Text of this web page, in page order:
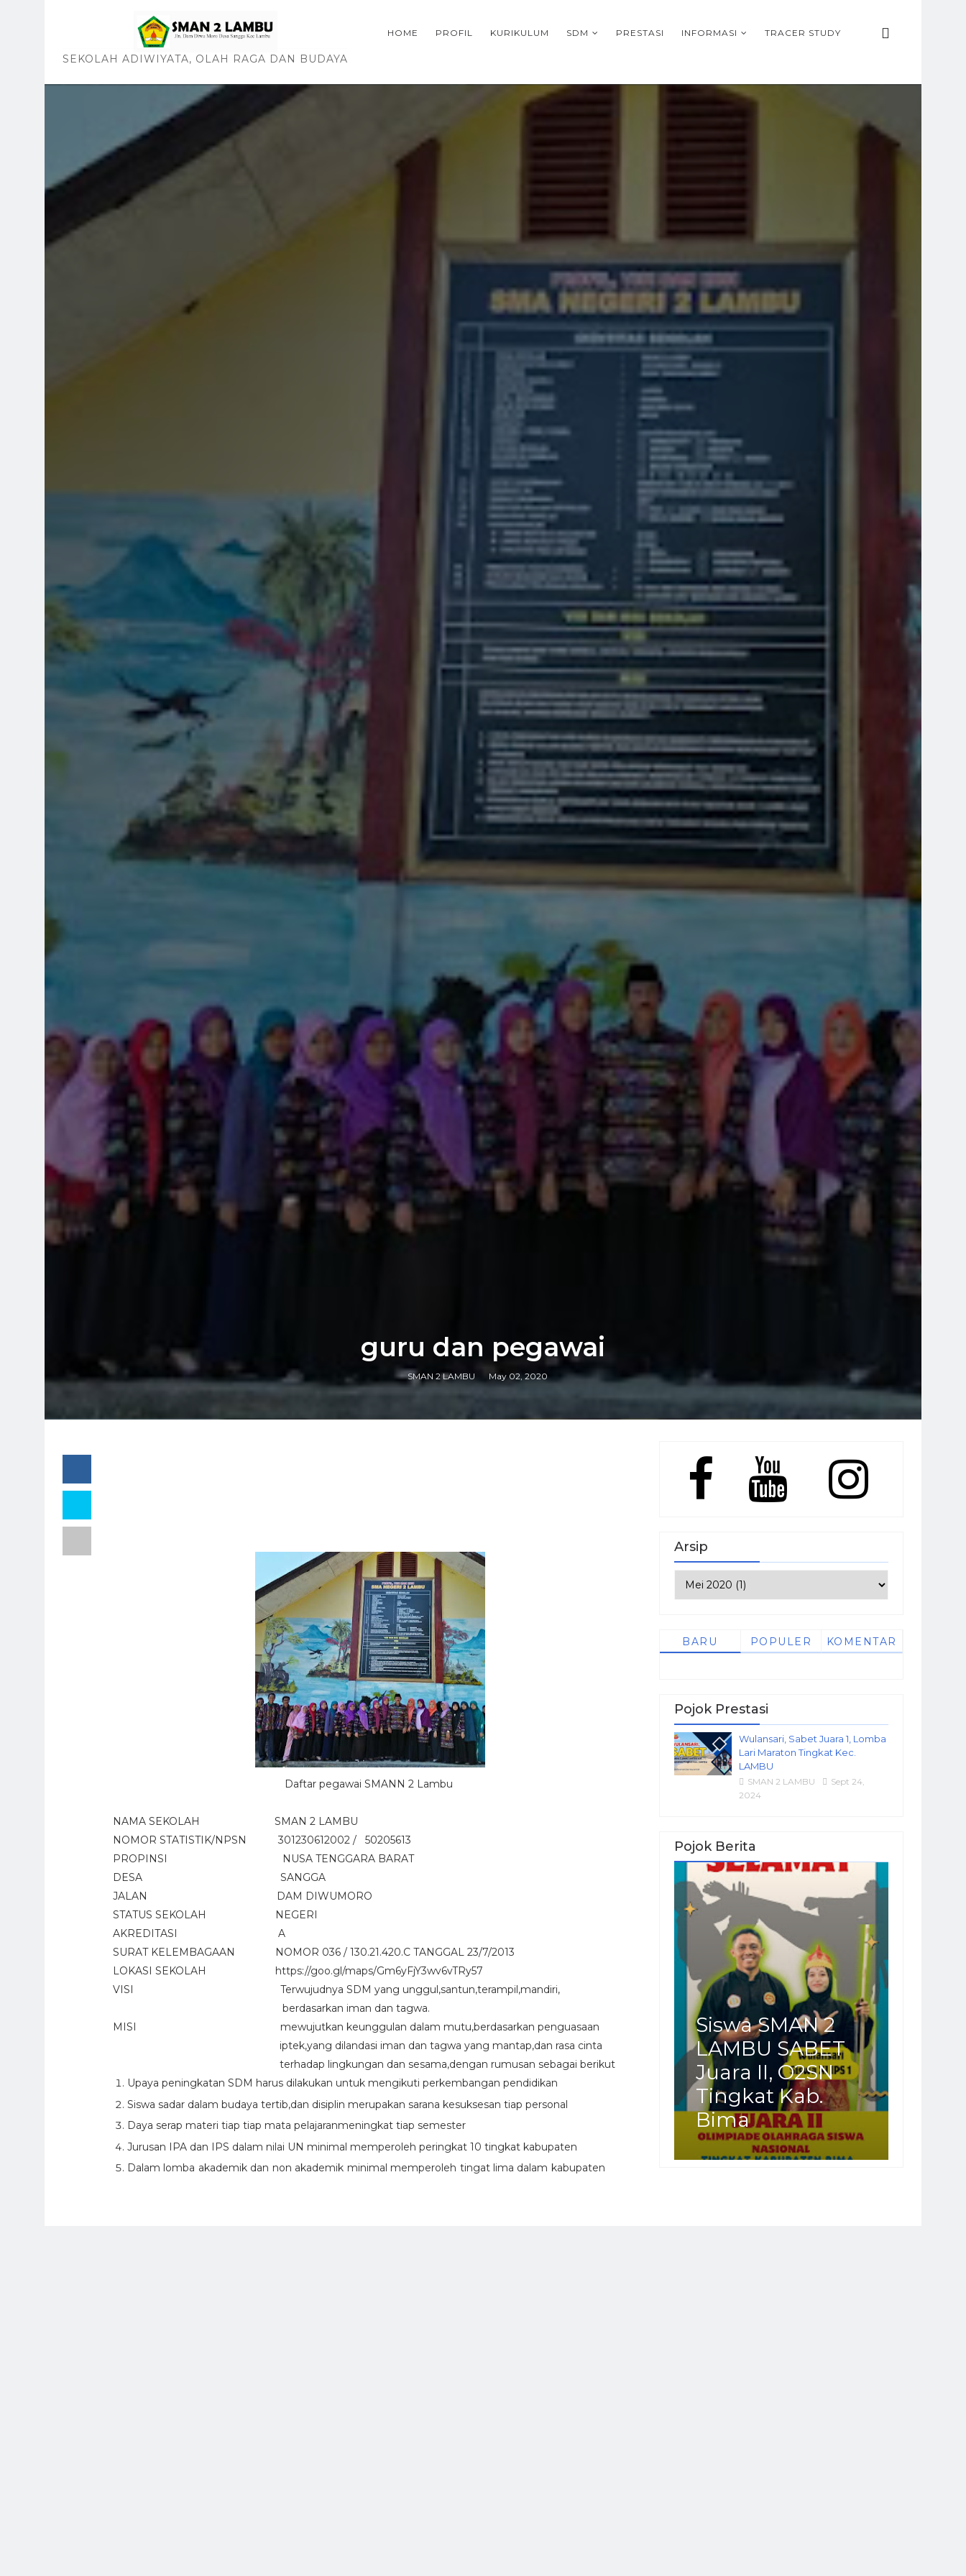
SEKOLAH ADIWIYATA, OLAH RAGA DAN BUDAYA
HOME PROFIL KURIKULUM SDM PRESTASI INFORMASI TRACER STUDY
guru dan pegawai
SMAN 2 LAMBU May 02, 2020
Daftar pegawai SMANN 2 Lambu
NAMA SEKOLAH SMAN 2 LAMBU
NOMOR STATISTIK/NPSN 301230612002 / 50205613
PROPINSI NUSA TENGGARA BARAT
DESA SANGGA
JALAN DAM DIWUMORO
STATUS SEKOLAH NEGERI
AKREDITASI A
SURAT KELEMBAGAAN NOMOR 036 / 130.21.420.C TANGGAL 23/7/2013
LOKASI SEKOLAH https://goo.gl/maps/Gm6yFjY3wv6vTRy57
VISI Terwujudnya SDM yang unggul,santun,terampil,mandiri,
berdasarkan iman dan tagwa.
MISI mewujutkan keunggulan dalam mutu,berdasarkan penguasaan
iptek,yang dilandasi iman dan tagwa yang mantap,dan rasa cinta
terhadap lingkungan dan sesama,dengan rumusan sebagai berikut
Upaya peningkatan SDM harus dilakukan untuk mengikuti perkembangan pendidikan
Siswa sadar dalam budaya tertib,dan disiplin merupakan sarana kesuksesan tiap personal
Daya serap materi tiap tiap mata pelajaranmeningkat tiap semester
Jurusan IPA dan IPS dalam nilai UN minimal memperoleh peringkat 10 tingkat kabupaten
Dalam lomba akademik dan non akademik minimal memperoleh tingat lima dalam kabupaten
Arsip
BARU POPULER KOMENTAR
Pojok Prestasi
Wulansari, Sabet Juara 1, Lomba
Lari Maraton Tingkat Kec.
LAMBU
SMAN 2 LAMBU
Sept 24,
2024
Pojok Berita
Siswa SMAN 2
LAMBU SABET
Juara II, O2SN
Tingkat Kab.
Bima